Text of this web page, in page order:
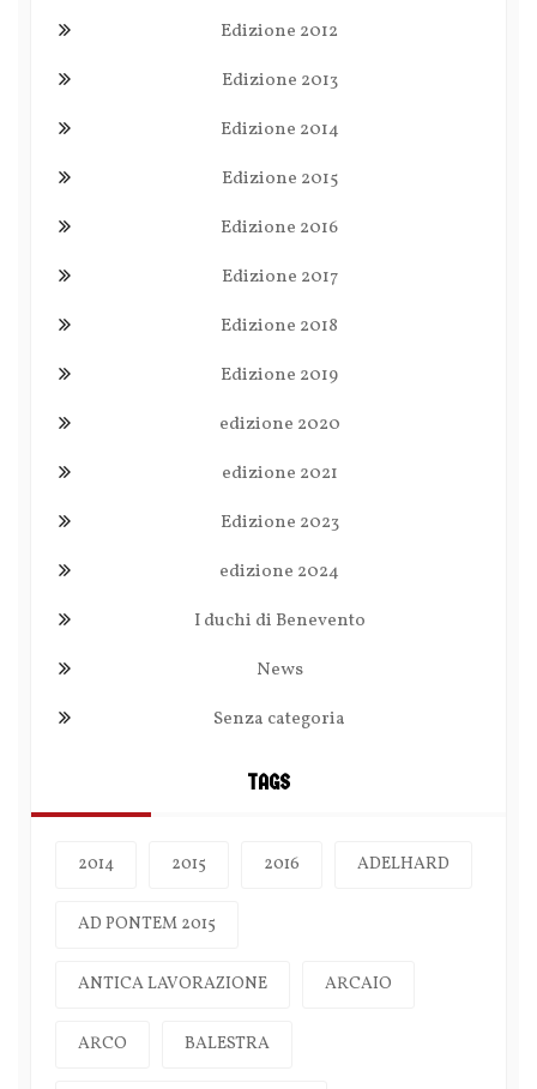
Edizione 2012
Edizione 2013
Edizione 2014
Edizione 2015
Edizione 2016
Edizione 2017
Edizione 2018
Edizione 2019
edizione 2020
edizione 2021
Edizione 2023
edizione 2024
I duchi di Benevento
News
Senza categoria
TAGS
2014 2015 2016 ADELHARD
AD PONTEM 2015
ANTICA LAVORAZIONE ARCAIO
ARCO BALESTRA